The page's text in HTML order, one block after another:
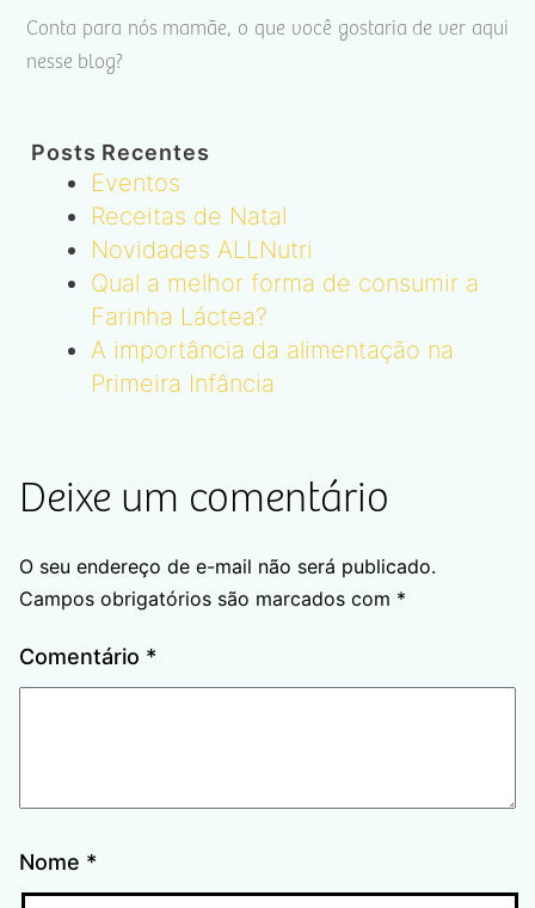
Conta para nós mamãe, o que você gostaria de ver aqui
nesse blog?
Posts Recentes
Eventos
Receitas de Natal
Novidades ALLNutri
Qual a melhor forma de consumir a
Farinha Láctea?
A importância da alimentação na
Primeira Infância
Deixe um comentário
O seu endereço de e-mail não será publicado.
Campos obrigatórios são marcados com *
Comentário *
Nome *